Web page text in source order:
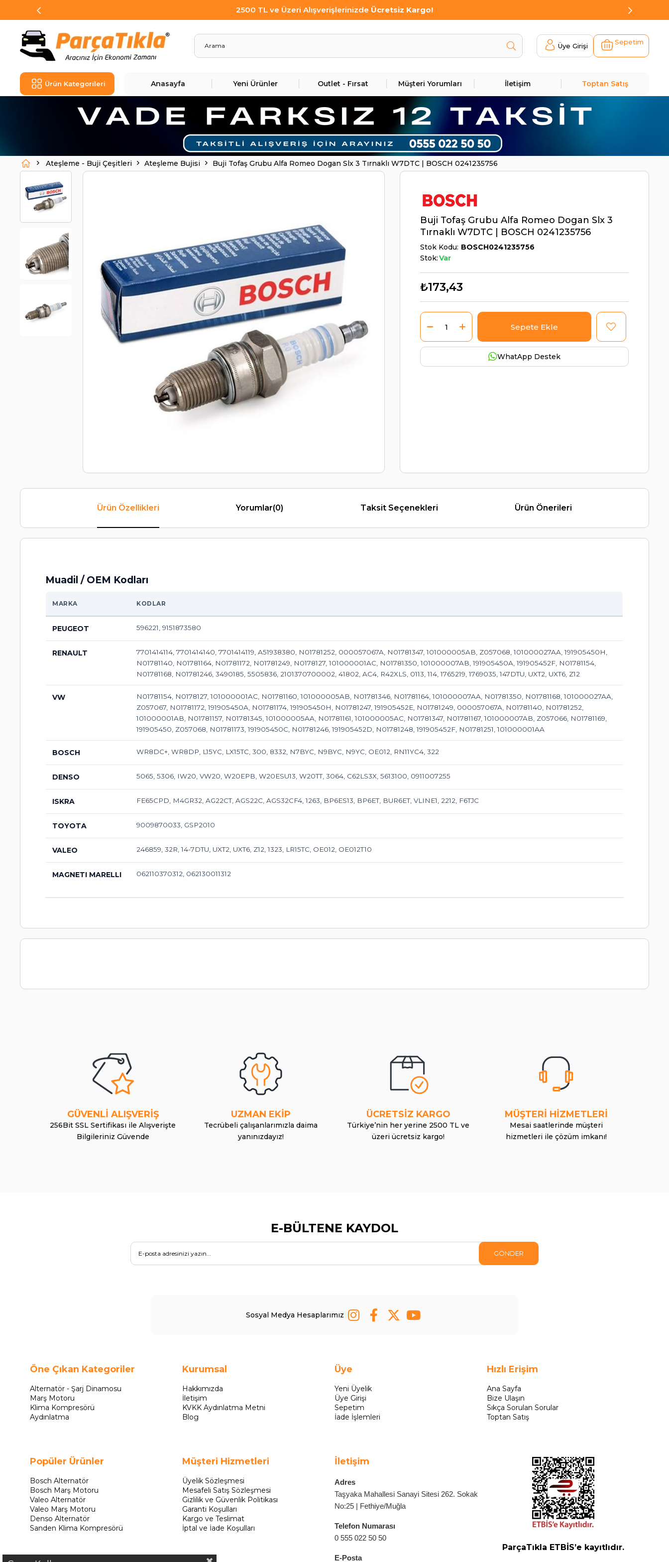
2500 TL ve Üzeri Alışverişlerinizde Ücretsiz Kargo!
Üye Girişi Sepetim
Ürün Kategorileri Anasayfa Yeni Ürünler Outlet - Fırsat Müşteri Yorumları İletişim Toptan Satış
Ateşleme - Buji Çeşitleri Ateşleme Bujisi Buji Tofaş Grubu Alfa Romeo Dogan Slx 3 Tırnaklı W7DTC | BOSCH 0241235756
Buji Tofaş Grubu Alfa Romeo Dogan Slx 3
Tırnaklı W7DTC | BOSCH 0241235756
Stok Kodu BOSCH0241235756
Stok:Var
₺173,43
WhatApp Destek
Ürün Özellikleri Yorumlar(0) Taksit Seçenekleri Ürün Önerileri
Muadil / OEM Kodları
MARKA KODLAR
PEUGEOT 596221, 9151873580
RENAULT
7701414114, 7701414140, 7701414119, A51938380, N01781252, 000057067A, N01781347, 101000005AB, Z057068, 101000027AA, 191905450H,
N01781140, N01781164, N01781172, N01781249, N0178127, 101000001AC, N01781350, 101000007AB, 191905450A, 191905452F, N01781154,
N01781168, N01781246, 3490185, 5505836, 2101370700002, 41802, AC4, R42XLS, 0113, 114, 1765219, 1769035, 147DTU, UXT2, UXT6, Z12
VW
N01781154, N0178127, 101000001AC, N01781160, 101000005AB, N01781346, N01781164, 101000007AA, N01781350, N01781168, 101000027AA,
Z057067, N01781172, 191905450A, N01781174, 191905450H, N01781247, 191905452E, N01781249, 000057067A, N01781140, N01781252,
101000001AB, N01781157, N01781345, 101000005AA, N01781161, 101000005AC, N01781347, N01781167, 101000007AB, Z057066, N01781169,
191905450, Z057068, N01781173, 191905450C, N01781246, 191905452D, N01781248, 191905452F, N01781251, 101000001AA
BOSCH WR8DC+, WR8DP, L15YC, LX15TC, 300, 8332, N7BYC, N9BYC, N9YC, OE012, RN11YC4, 322
DENSO 5065, 5306, IW20, VW20, W20EPB, W20ESU13, W20TT, 3064, C62LS3X, 5613100, 0911007255
ISKRA FE65CPD, M4GR32, AG22CT, AGS22C, AGS32CF4, 1263, BP6ES13, BP6ET, BUR6ET, VLINE1, 2212, F6TJC
TOYOTA 9009870033, GSP2010
VALEO 246859, 32R, 14-7DTU, UXT2, UXT6, Z12, 1323, LR15TC, OE012, OE012T10
MAGNETI MARELLI 062110370312, 062130011312
GÜVENLİ ALIŞVERİŞ
256Bit SSL Sertifikası ile Alışverişte
Bilgileriniz Güvende
UZMAN EKİP
Tecrübeli çalışanlarımızla daima
yanınızdayız!
ÜCRETSİZ KARGO
Türkiye’nin her yerine 2500 TL ve
üzeri ücretsiz kargo!
MÜŞTERİ HİZMETLERİ
Mesai saatlerinde müşteri
hizmetleri ile çözüm imkanı!
E-BÜLTENE KAYDOL
GÖNDER
Sosyal Medya Hesaplarımız
Öne Çıkan Kategoriler
Alternatör - Şarj Dinamosu
Marş Motoru
Klima Kompresörü
Aydınlatma
Popüler Ürünler
Bosch Alternatör
Bosch Marş Motoru
Valeo Alternatör
Valeo Marş Motoru
Denso Alternatör
Sanden Klima Kompresörü
Kurumsal
Hakkımızda
İletişim
KVKK Aydınlatma Metni
Blog
Müşteri Hizmetleri
Üyelik Sözleşmesi
Mesafeli Satış Sözleşmesi
Gizlilik ve Güvenlik Politikası
Garanti Koşulları
Kargo ve Teslimat
İptal ve İade Koşulları
Üye
Yeni Üyelik
Üye Girişi
Sepetim
İade İşlemleri
İletişim
Adres
Taşyaka Mahallesi Sanayi Sitesi 262. Sokak
No:25 | Fethiye/Muğla
Telefon Numarası
0 555 022 50 50
E-Posta
Hızlı Erişim
Ana Sayfa
Bize Ulaşın
Sıkça Sorulan Sorular
Toptan Satış
ParçaTıkla ETBİS’e kayıtlıdır.